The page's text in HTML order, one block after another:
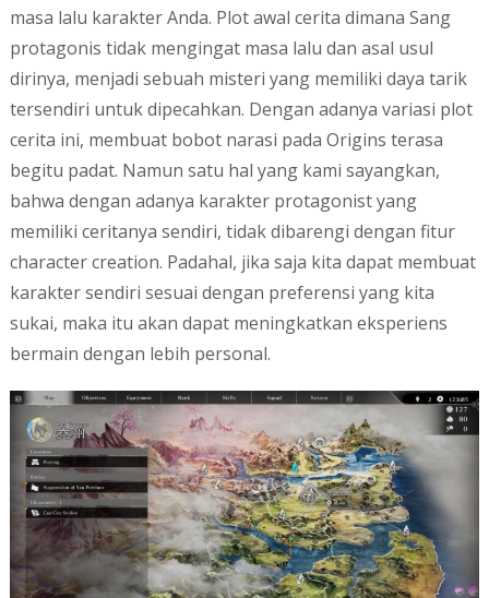
masa lalu karakter Anda. Plot awal cerita dimana Sang
protagonis tidak mengingat masa lalu dan asal usul
dirinya, menjadi sebuah misteri yang memiliki daya tarik
tersendiri untuk dipecahkan. Dengan adanya variasi plot
cerita ini, membuat bobot narasi pada Origins terasa
begitu padat. Namun satu hal yang kami sayangkan,
bahwa dengan adanya karakter protagonist yang
memiliki ceritanya sendiri, tidak dibarengi dengan fitur
character creation. Padahal, jika saja kita dapat membuat
karakter sendiri sesuai dengan preferensi yang kita
sukai, maka itu akan dapat meningkatkan eksperiens
bermain dengan lebih personal.